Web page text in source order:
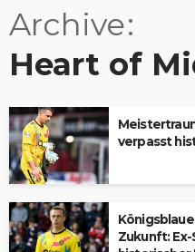
Archive
Heart of
verpasst
Zukunft: